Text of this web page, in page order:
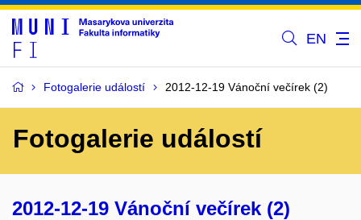
EN
Fotogalerie událostí 2012-12-19 Vánoční večírek (2)
Fotogalerie událostí
2012-12-19 Vánoční večírek (2)